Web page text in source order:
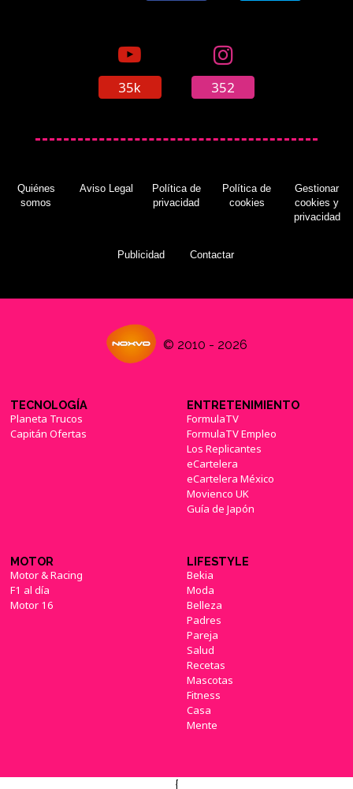
35k 352
Quiénes
somos
Aviso Legal
Política de
privacidad
Política de
cookies
Gestionar
cookies y
privacidad
Publicidad Contactar
© 2010 - 2026
TECNOLOGÍA
Planeta Trucos
Capitán Ofertas
ENTRETENIMIENTO
FormulaTV
FormulaTV Empleo
Los Replicantes
eCartelera
eCartelera México
Movienco UK
Guía de Japón
MOTOR
Motor & Racing
F1 al día
Motor 16
LIFESTYLE
Bekia
Moda
Belleza
Padres
Pareja
Salud
Recetas
Mascotas
Fitness
Casa
Mente
{